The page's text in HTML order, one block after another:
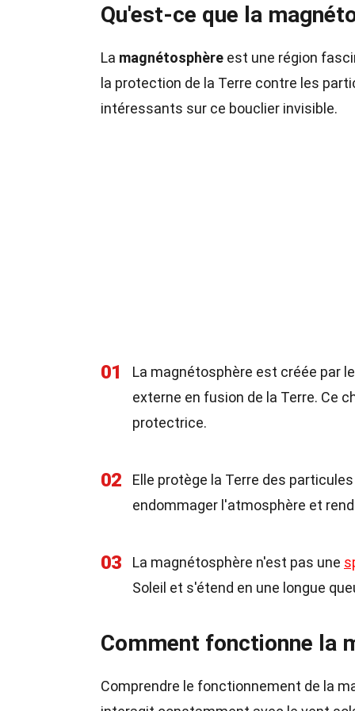
Qu'est-ce que la
La magnétosphère est une région
la protection de la Terre contre les
intéressants sur ce bouclier invisible.
01
La magnétosphère est créée par
externe en fusion de la Terre. Ce
protectrice.
02
Elle protège la Terre des
endommager l'atmosphère et
03 La magnétosphère n'est pas une
Soleil et s'étend en une longue
Comment fonctionne la
Comprendre le fonctionnement de la